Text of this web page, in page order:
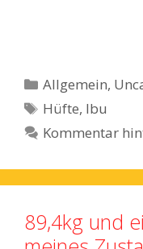
Kategorien
Allgemein,
Schlagwörter
Hüfte, Ibu
Kommentar
89,4kg und